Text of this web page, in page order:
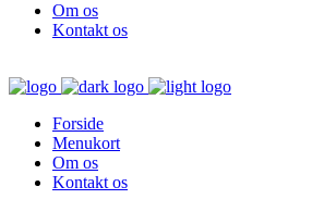
Om os
Kontakt os
Forside
Menukort
Om os
Kontakt os